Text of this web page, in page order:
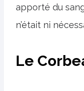
apporté du
n’était ni
Le